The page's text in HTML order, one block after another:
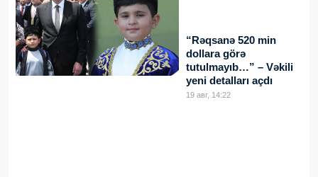
“Rəqsanə 520 min
dollara görə
tutulmayıb…” – Vəkili
yeni detalları açdı
19 авг, 14:22